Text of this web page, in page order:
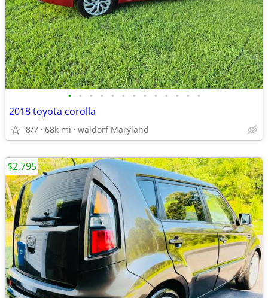
• • • • • • • • • • • • •
2018 toyota corolla
8/7 68k mi waldorf Maryland
$2,795